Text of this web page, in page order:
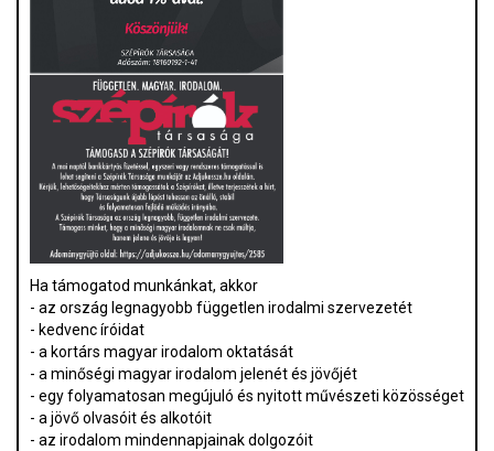
Ha támogatod munkánkat, akkor
- az ország legnagyobb független irodalmi szervezetét
- kedvenc íróidat
- a kortárs magyar irodalom oktatását
- a minőségi magyar irodalom jelenét és jövőjét
- egy folyamatosan megújuló és nyitott művészeti közösséget
- a jövő olvasóit és alkotóit
- az irodalom mindennapjainak dolgozóit